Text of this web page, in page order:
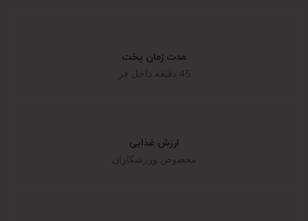
مدت زمان پخت
45 دقیقه داخل فر
ارزش غذایی
مخصوص ورزشکاران